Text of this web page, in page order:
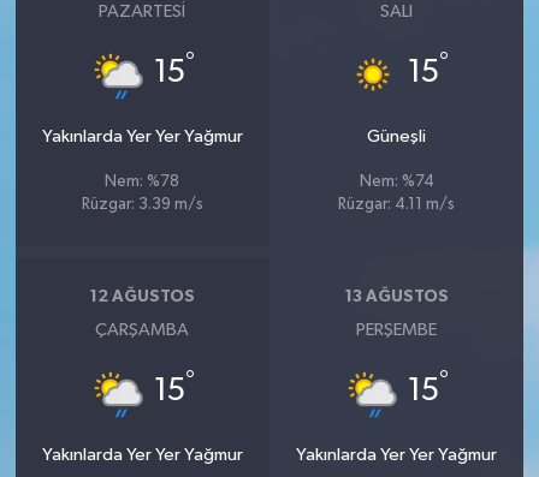
PAZARTESI
15°
Yakınlarda Yer Yer Yağmur
Nem: %78
Rüzgar: 3.39 m/s
SALI
15°
Güneşli
Nem: %74
Rüzgar: 4.11 m/s
12 AĞUSTOS
ÇARŞAMBA
15°
Yakınlarda Yer Yer Yağmur
13 AĞUSTOS
PERŞEMBE
15°
Yakınlarda Yer Yer Yağmur